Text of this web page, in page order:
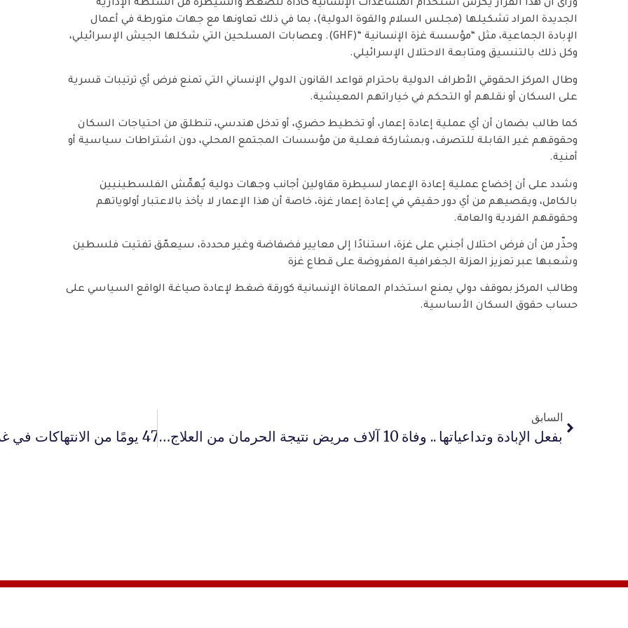
ورأى أن هذا القرار يكرس استخدام المساعدات الإنسانية كأداة للضغط والسيطرة من السلطة الإدارية
الجديدة المراد تشكيلها (مجلس السلام والقوة الدولية)، بما في ذلك تعاونها مع جهات متورطة في أعمال
الإبادة الجماعية، مثل “مؤسسة غزة الإنسانية “(GHF). وعصابات المسلحين التي شكلها الجيش الإسرائيلي،
وكل ذلك بالتنسيق ومتابعة الاحتلال الإسرائيلي.
وطال المركز الحقوقي الأطراف الدولية باحترام قواعد القانون الدولي الإنساني التي تمنع فرض أي ترتيبات قسرية
على السكان أو نقلهم أو التحكم في خياراتهم المعيشية.
كما طالب بضمان أن أي عملية إعادة إعمار، أو تخطيط حضري، أو تدخل هندسي، تنطلق من احتياجات السكان
وحقوقهم غير القابلة للتصرف، وبمشاركة فعلية من مؤسسات المجتمع المحلي، دون اشتراطات سياسية أو
أمنية.
وشدد على أن إخضاع عملية إعادة الإعمار لسيطرة مقاولين أجانب وجهات دولية يُهمِّش الفلسطينيين
بالكامل، ويقصيهم من أي دور حقيقي في إعادة إعمار غزة، خاصة أن هذا الإعمار لا يأخذ بالاعتبار أولوياتهم
وحقوقهم الفردية والعامة.
وحذّر من أن فرض احتلال أجنبي على غزة، استنادًا إلى معايير فضفاضة وغير محددة، سيعمّق تفتيت فلسطين
وشعبها عبر تعزيز العزلة الجغرافية المفروضة على قطاع غزة
وطالب المركز بموقف دولي يمنع استخدام المعاناة الإنسانية كورقة ضغط لإعادة صياغة الواقع السياسي على
حساب حقوق السكان الأساسية.
السابق
بفعل الإبادة وتداعياتها .. وفاة 10 آلاف مريض نتيجة الحرمان من العلاج في قطاع غزة